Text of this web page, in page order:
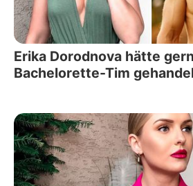
Erika Dorodnova hätte
Bachelorette-Tim